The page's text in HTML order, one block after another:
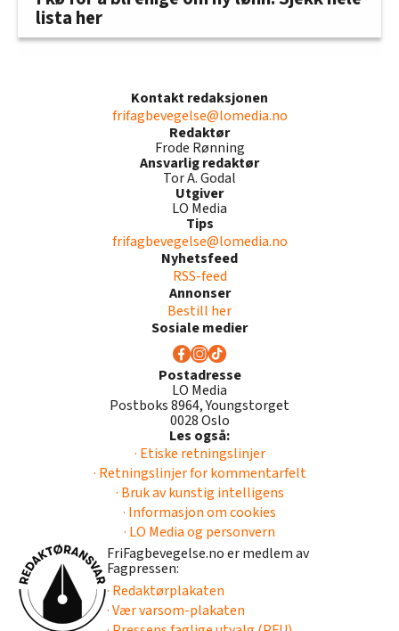
lista her
Kontakt redaksjonen
frifagbevegelse@lomedia.no
Redaktør
Frode Rønning
Ansvarlig redaktør
Tor A. Godal
Utgiver
LO Media
Tips
frifagbevegelse@lomedia.no
Nyhetsfeed
RSS-feed
Annonser
Bestill her
Sosiale medier
Postadresse
LO Media
Postboks 8964, Youngstorget
0028 Oslo
Les også:
· Etiske retningslinjer
· Retningslinjer for kommentarfelt
· Bruk av kunstig intelligens
· Informasjon om cookies
· LO Media og personvern
FriFagbevegelse.no er medlem av
Fagpressen:
· Redaktørplakaten
· Vær varsom-plakaten